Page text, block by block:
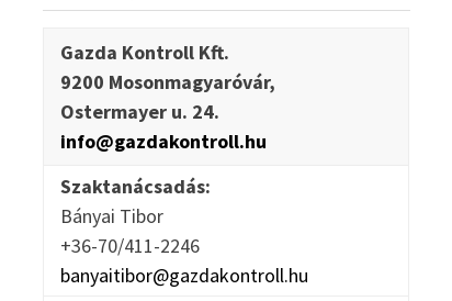
Gazda Kontroll Kft.
9200 Mosonmagyaróvár,
Ostermayer u. 24.
info@gazdakontroll.hu
Szaktanácsadás:
Bányai Tibor
+36-70/411-2246
banyaitibor@gazdakontroll.hu